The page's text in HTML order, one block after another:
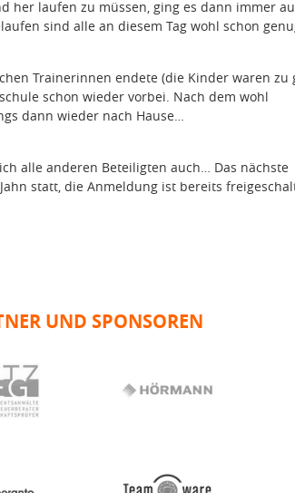
her laufen zu müssen, ging es dann immer
sind alle an diesem Tag wohl schon
Trainerinnen endete (die Kinder waren zu
schon wieder vorbei. Nach dem wohl
dann wieder nach Hause…
alle anderen Beteiligten auch… Das nächste
statt, die Anmeldung ist bereits
UND SPONSOREN